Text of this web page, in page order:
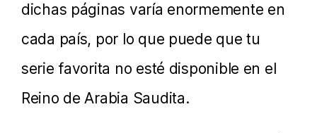
dichas páginas varía enormemente en
cada país, por lo que puede que tu
serie favorita no esté disponible en el
Reino de Arabia Saudita.